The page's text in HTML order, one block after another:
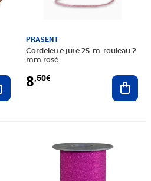
Ajouter au panier
PRASENT
Cordelette jute 25-m-rouleau 2
mm rosé
8,50€